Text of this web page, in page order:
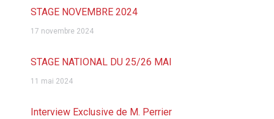
STAGE NOVEMBRE 2024
17 novembre 2024
STAGE NATIONAL DU 25/26 MAI
11 mai 2024
Interview Exclusive de M. Perrier